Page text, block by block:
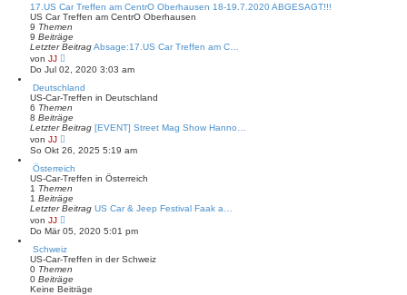
e
i
t
r
a
17.US Car Treffen am CentrO Oberhausen 18-19.7.2020 ABGESAGT!!!
US Car Treffen am CentrO Oberhausen
9 Themen
9 Beiträge
Letzter BeitragAbsage:17.US Car Treffen am C…
von JJ
e
u
e
s
t
e
r
e
i
t
r
a
g
Do Jul 02, 2020 3:03 am
Deutschland
US-Car-Treffen in Deutschland
6 Themen
8 Beiträge
Letzter Beitrag [EVENT] Street Mag Show Hanno…
von JJ
e
u
e
s
t
e
r
e
i
t
r
a
g
So Okt 26, 2025 5:19 am
Österreich
US-Car-Treffen in Österreich
1 Themen
1 Beiträge
Letzter Beitrag US Car & Jeep Festival Faak a…
von JJ
e
u
e
s
t
e
r
Do Mär 05, 2020 5:01 pm
Schweiz
US-Car-Treffen in der Schweiz
0 Themen
0 Beiträge
Keine Beiträge